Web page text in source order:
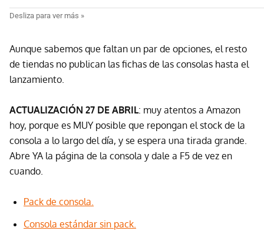
Aunque sabemos que faltan un par de opciones, el resto
de tiendas no publican las fichas de las consolas hasta el
lanzamiento.
ACTUALIZACIÓN 27 DE ABRIL: muy atentos a Amazon
hoy, porque es MUY posible que repongan el stock de la
consola a lo largo del día, y se espera una tirada grande.
Abre YA la página de la consola y dale a F5 de vez en
cuando.
Pack de consola.
Consola estándar sin pack.